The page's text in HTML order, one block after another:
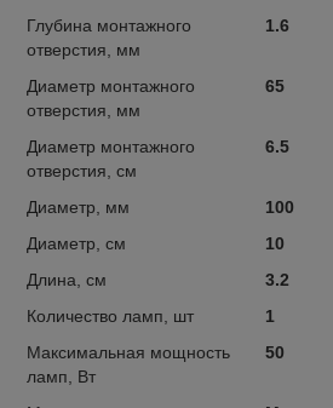
Глубина монтажного
отверстия, мм
1.6
Диаметр монтажного
отверстия, мм
65
Диаметр монтажного
отверстия, см
6.5
Диаметр, мм
100
Диаметр, см
10
Длина, см
3.2
Количество ламп, шт
1
Максимальная мощность
ламп, Вт
50